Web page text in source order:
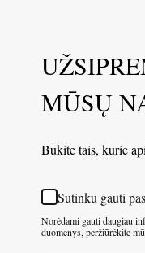
MŪSŲ
Būkite tais, kurie
Sutinku gauti
Norėdami gauti daugiau
duomenys, peržiūrėkite